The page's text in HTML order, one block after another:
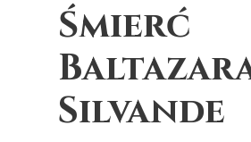
Śmierć
Silvande